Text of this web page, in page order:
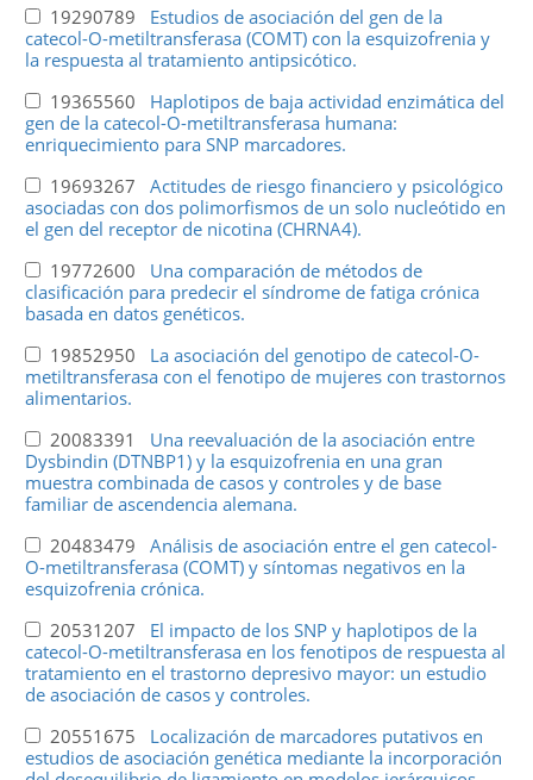
19290789 Estudios de asociación del gen de la
catecol-O-metiltransferasa (COMT) con la esquizofrenia y
la respuesta al tratamiento antipsicótico.
19365560 Haplotipos de baja actividad enzimática del
gen de la catecol-O-metiltransferasa humana:
enriquecimiento para SNP marcadores.
19693267 Actitudes de riesgo financiero y psicológico
asociadas con dos polimorfismos de un solo nucleótido en
el gen del receptor de nicotina (CHRNA4).
19772600 Una comparación de métodos de
clasificación para predecir el síndrome de fatiga crónica
basada en datos genéticos.
19852950 La asociación del genotipo de catecol-O-
metiltransferasa con el fenotipo de mujeres con trastornos
alimentarios.
20083391 Una reevaluación de la asociación entre
Dysbindin (DTNBP1) y la esquizofrenia en una gran
muestra combinada de casos y controles y de base
familiar de ascendencia alemana.
20483479 Análisis de asociación entre el gen catecol-
O-metiltransferasa (COMT) y síntomas negativos en la
esquizofrenia crónica.
20531207 El impacto de los SNP y haplotipos de la
catecol-O-metiltransferasa en los fenotipos de respuesta al
tratamiento en el trastorno depresivo mayor: un estudio
de asociación de casos y controles.
20551675 Localización de marcadores putativos en
estudios de asociación genética mediante la incorporación